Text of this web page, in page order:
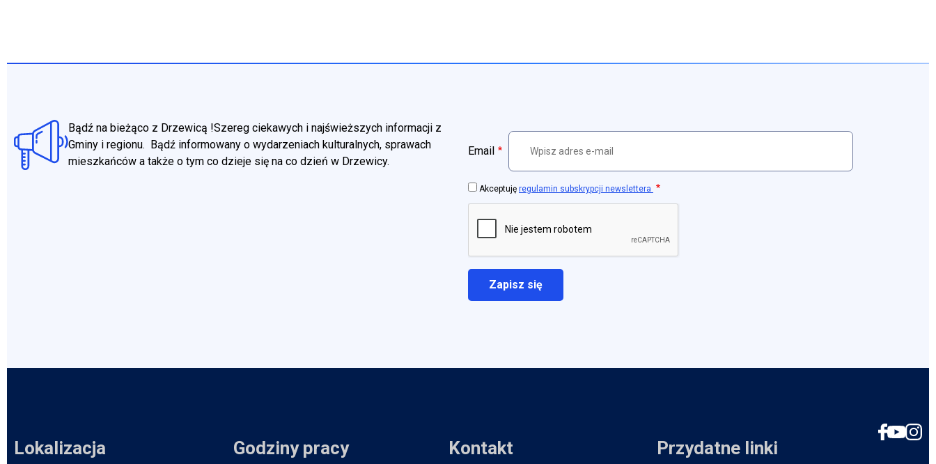
Bądź na bieżąco z Drzewicą !Szereg ciekawych i najświeższych informacji z
Gminy i regionu. Bądź informowany o wydarzeniach kulturalnych, sprawach
mieszkańców a także o tym co dzieje się na co dzień w Drzewicy.
Email
Akceptuję regulamin subskrypcji newslettera
Lokalizacja Godziny pracy Kontakt Przydatne linki Social